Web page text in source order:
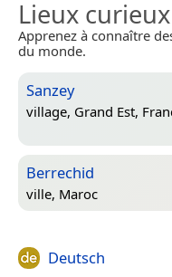
Lieux
Apprenez à connaître
du monde.
Sanzey
village, Grand Est,
Berrechid
ville, Maroc
Deutsch